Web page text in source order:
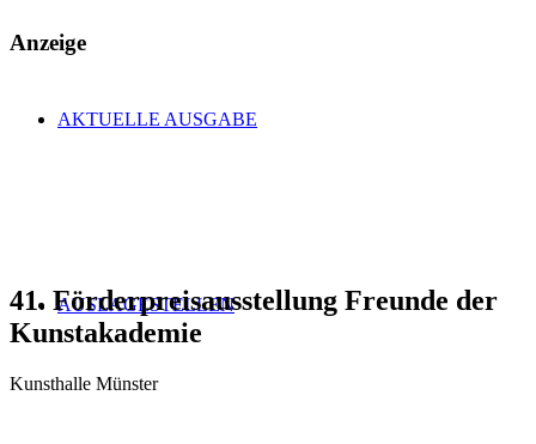
AKTUELLE AUSGABE
AUSLAGESTELLEN
Anzeige
41. Förderpreisausstellung Freunde der
Kunstakademie
Kunsthalle Münster